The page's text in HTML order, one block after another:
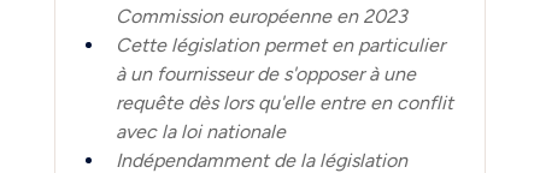
Commission européenne en 2023
Cette législation permet en particulier
à un fournisseur de s'opposer à une
requête dès lors qu'elle entre en conflit
avec la loi nationale
Indépendamment de la législation